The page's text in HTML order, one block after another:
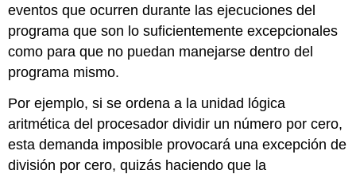
eventos que ocurren durante las ejecuciones del
programa que son lo suficientemente excepcionales
como para que no puedan manejarse dentro del
programa mismo.
Por ejemplo, si se ordena a la unidad lógica
aritmética del procesador dividir un número por cero,
esta demanda imposible provocará una excepción de
división por cero, quizás haciendo que la